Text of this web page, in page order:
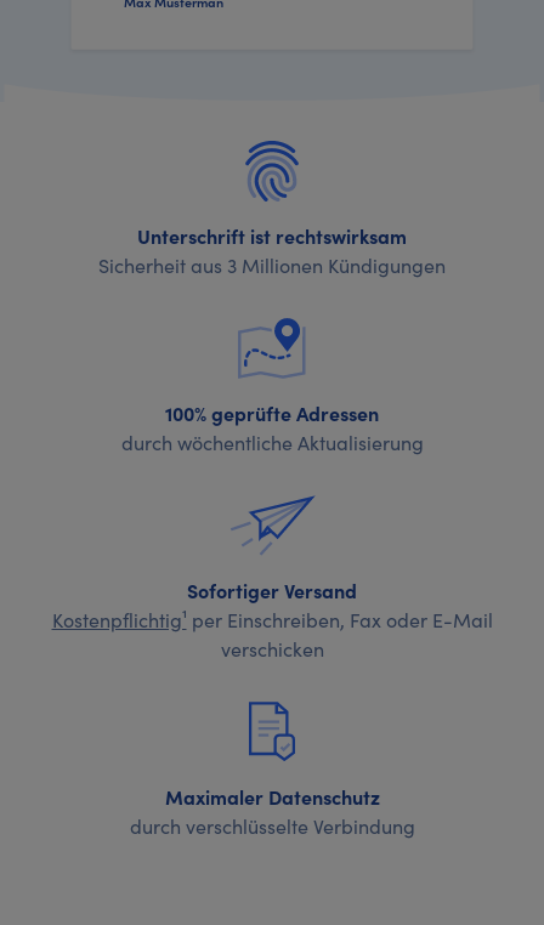
Unterschrift ist rechtswirksam
Sicherheit aus 3 Millionen Kündigungen
100% geprüfte Adressen
durch wöchentliche Aktualisierung
Sofortiger Versand
Kostenpflichtig¹ per Einschreiben, Fax oder E-Mail
verschicken
Maximaler Datenschutz
durch verschlüsselte Verbindung